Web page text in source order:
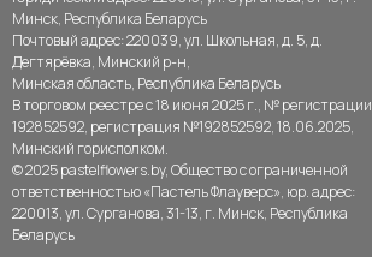
Минск, Республика Беларусь
Почтовый адрес: 220039, ул. Школьная, д. 5, д.
Дегтярёвка, Минский р-н,
Минская область, Республика Беларусь
В торговом реестре с 18 июня 2025 г., № регистрации
192852592, регистрация №192852592, 18.06.2025,
Минский горисполком.
© 2025 pastelflowers.by, Общество с ограниченной
ответственностью «Пастель Флауверс», юр. адрес:
220013, ул. Сурганова, 31-13, г. Минск, Республика
Беларусь